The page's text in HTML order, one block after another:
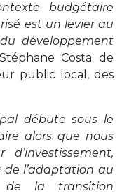
budgétaire
est un levier au
développement
Costa de
public local, des
débute sous le
alors que nous
l’adaptation au
de la transition